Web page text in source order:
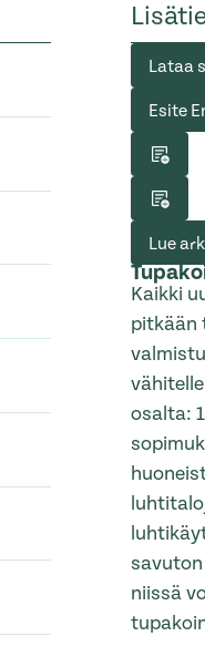
Lataa
Esite
Lue
Kaikki
pitkään
osalta:
niissä